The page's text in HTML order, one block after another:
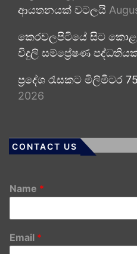
ආයතනයක් වටලයි
කෙරවලපිටියේ සිට
විදුලි සම්ප්‍රේෂණ
ප්‍රදේශ රැසකට මිලිමීටර
2026
CONTACT US
Name *
Email *